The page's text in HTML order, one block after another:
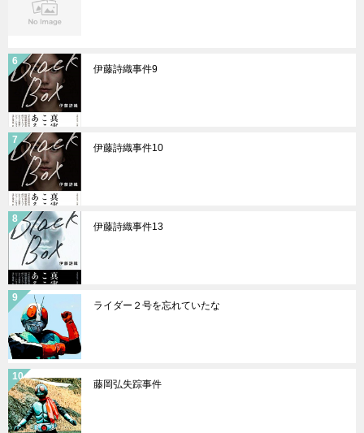
伊藤詩織事件9
伊藤詩織事件10
伊藤詩織事件13
ライダー２号を忘れていたな
藤岡弘失踪事件